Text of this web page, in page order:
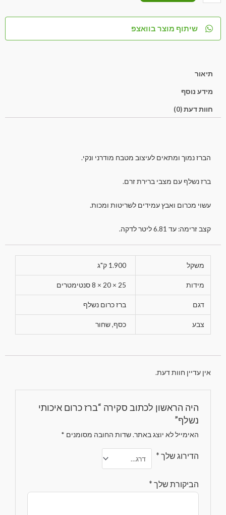
שיתוף מוצר בוואצפ
תיאור
מידע נוסף
חוות דעת (0)
הברז נמוך ומתאים לעיצוב מטבח מודרני ונקי.
ברז נשלף עם מצבי ברירת זרם.
עשוי מכרום ואבץ עמידים לשריטות ומכות.
קצב זרימה: עד 6.81 ליטר לדקה.
משקל 1.900 ק"ג
מידות 25 × 20 × 8 סנטימטרים
דגם ברז כרום נשלף
צבע כסף, שחור
אין עדיין חוות דעת.
היה הראשון לכתוב סקירה “ברז כרום איכותי
נשלף”
האימייל לא יוצג באתר.שדות החובה מסומנים *
הדירוג שלך *
הביקורת שלך *